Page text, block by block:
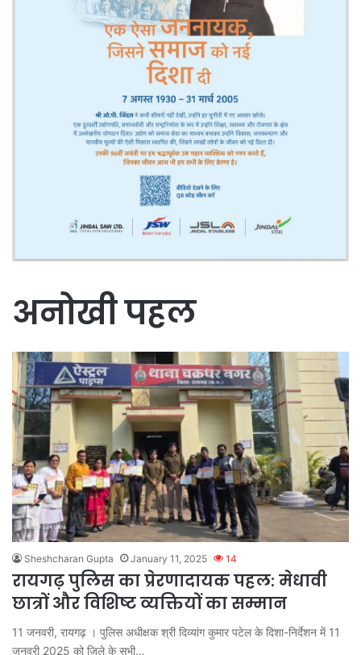
अनोखी पहल
Sheshcharan Gupta January 11, 2025 14
रायगढ़ पुलिस का प्रेरणादायक पहल: मेधावी
छात्रों और विशिष्ट व्यक्तियों का सम्मान
11 जनवरी, रायगढ़ । पुलिस अधीक्षक श्री दिव्यांग कुमार पटेल के दिशा-निर्देशन में 11
जनवरी 2025 को जिले के सभी…